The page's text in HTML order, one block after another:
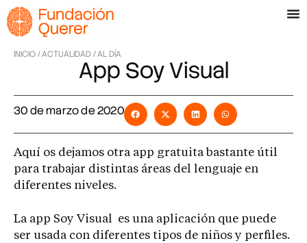
INICIO /ACTUALIDAD /AL DÍA
App Soy Visual
30 de marzo de 2020
Aquí os dejamos otra app gratuita bastante útil
para trabajar distintas áreas del lenguaje en
diferentes niveles.
La app Soy Visual es una aplicación que puede
ser usada con diferentes tipos de niños y perfiles.